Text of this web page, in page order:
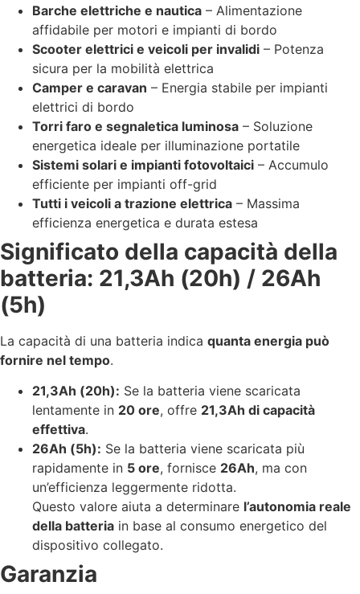
Barche elettriche e nautica – Alimentazione
affidabile per motori e impianti di bordo
Scooter elettrici e veicoli per invalidi – Potenza
sicura per la mobilità elettrica
Camper e caravan – Energia stabile per impianti
elettrici di bordo
Torri faro e segnaletica luminosa – Soluzione
energetica ideale per illuminazione portatile
Sistemi solari e impianti fotovoltaici – Accumulo
efficiente per impianti off-grid
Tutti i veicoli a trazione elettrica – Massima
efficienza energetica e durata estesa
Significato della capacità della
batteria: 21,3Ah (20h) / 26Ah
(5h)
La capacità di una batteria indica quanta energia può
fornire nel tempo.
21,3Ah (20h): Se la batteria viene scaricata
lentamente in 20 ore, offre 21,3Ah di capacità
effettiva.
26Ah (5h): Se la batteria viene scaricata più
rapidamente in 5 ore, fornisce 26Ah, ma con
un’efficienza leggermente ridotta.
Questo valore aiuta a determinare l’autonomia reale
della batteria in base al consumo energetico del
dispositivo collegato.
Garanzia